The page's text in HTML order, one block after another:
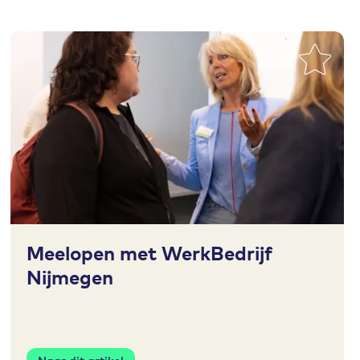
Toevoegen aan favorieten
Meelopen met WerkBedrijf
Nijmegen